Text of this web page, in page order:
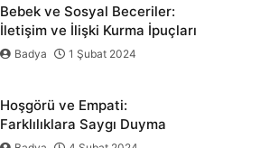
Bebek ve Sosyal Beceriler:
İletişim ve İlişki Kurma İpuçları
Badya 1 Şubat 2024
Hoşgörü ve Empati:
Farklılıklara Saygı Duyma